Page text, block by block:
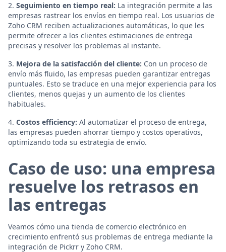
2. Seguimiento en tiempo real: La integración permite a las
empresas rastrear los envíos en tiempo real. Los usuarios de
Zoho CRM reciben actualizaciones automáticas, lo que les
permite ofrecer a los clientes estimaciones de entrega
precisas y resolver los problemas al instante.
3. Mejora de la satisfacción del cliente: Con un proceso de
envío más fluido, las empresas pueden garantizar entregas
puntuales. Esto se traduce en una mejor experiencia para los
clientes, menos quejas y un aumento de los clientes
habituales.
4. Costos efficiency: Al automatizar el proceso de entrega,
las empresas pueden ahorrar tiempo y costos operativos,
optimizando toda su estrategia de envío.
Caso de uso: una empresa
resuelve los retrasos en
las entregas
Veamos cómo una tienda de comercio electrónico en
crecimiento enfrentó sus problemas de entrega mediante la
integración de Pickrr y Zoho CRM.